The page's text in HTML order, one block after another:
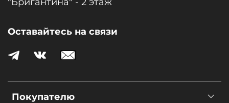
Покупателю
Оставайтесь на связи